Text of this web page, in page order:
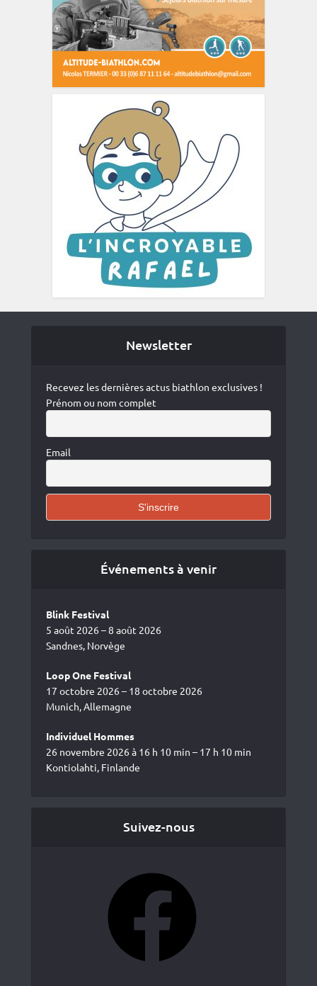
Newsletter
Recevez les dernières actus biathlon exclusives !
Prénom ou nom complet
Email
Événements à venir
Blink Festival
5 août 2026 – 8 août 2026
Sandnes, Norvège
Loop One Festival
17 octobre 2026 – 18 octobre 2026
Munich, Allemagne
Individuel Hommes
26 novembre 2026 à 16 h 10 min – 17 h 10 min
Kontiolahti, Finlande
Suivez-nous